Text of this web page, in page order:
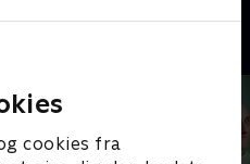
cookies fra